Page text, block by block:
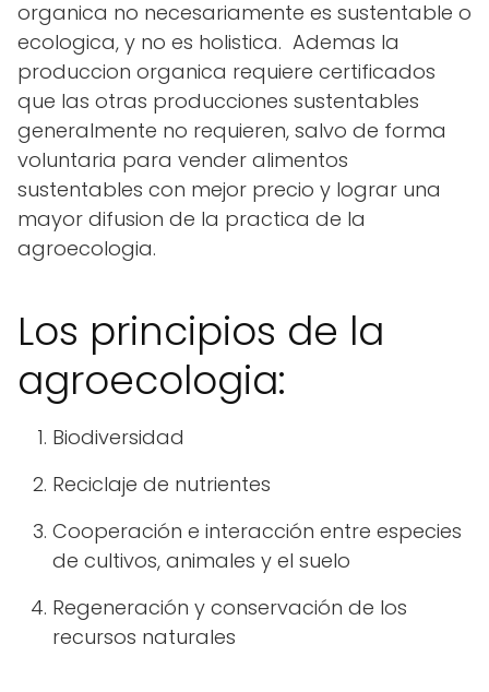
organica no necesariamente es sustentable o
ecologica, y no es holistica. Ademas la
produccion organica requiere certificados
que las otras producciones sustentables
generalmente no requieren, salvo de forma
voluntaria para vender alimentos
sustentables con mejor precio y lograr una
mayor difusion de la practica de la
agroecologia.
Los principios de la
agroecologia:
Biodiversidad
Reciclaje de nutrientes
Cooperación e interacción entre especies
de cultivos, animales y el suelo
Regeneración y conservación de los
recursos naturales